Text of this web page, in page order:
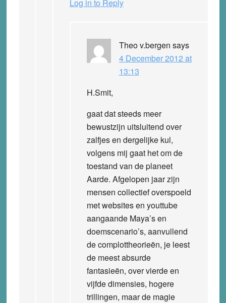
Log in to Reply
Theo v.bergen says
4 December 2012 at
13:13
H.Smit,
gaat dat steeds meer
bewustzijn uitsluitend over
zalfjes en dergelijke kul,
volgens mij gaat het om de
toestand van de planeet
Aarde. Afgelopen jaar zijn
mensen collectief overspoeld
met websites en youttube
aangaande Maya’s en
doemscenario’s, aanvullend
de complottheorieën, je leest
de meest absurde
fantasieën, over vierde en
vijfde dimensies, hogere
trillingen, maar de magie